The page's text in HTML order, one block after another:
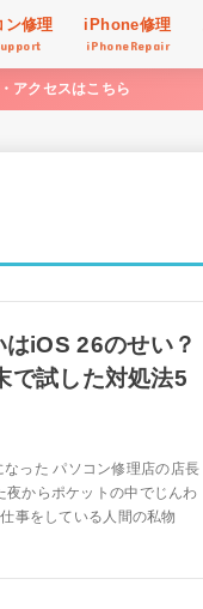
ン修理 iPhone修理
iPhoneRepair
アクセスはこちら
iOS 26のせい？
で試した対処法5
った パソコン修理店の店長
からポケットの中でじんわ
事をしている人間の私物